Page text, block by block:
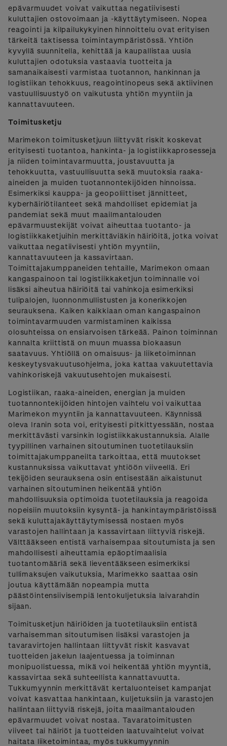
epävarmuudet voivat vaikuttaa negatiivisesti
kuluttajien ostovoimaan ja -käyttäytymiseen. Nopea
reagointi ja kilpailukykyinen hinnoittelu ovat erityisen
tärkeitä taktisessa toimintaympäristössä. Yhtiön
kyvyllä suunnitella, kehittää ja kaupallistaa uusia
kuluttajien odotuksia vastaavia tuotteita ja
samanaikaisesti varmistaa tuotannon, hankinnan ja
logistiikan tehokkuus, reagointinopeus sekä aktiivinen
vastuullisuustyö on vaikutusta yhtiön myyntiin ja
kannattavuuteen.
Toimitusketju
Marimekon toimitusketjuun liittyvät riskit koskevat
erityisesti tuotantoa, hankinta- ja logistiikkaprosesseja
ja niiden toimintavarmuutta, joustavuutta ja
tehokkuutta, vastuullisuutta sekä muutoksia raaka-
aineiden ja muiden tuotannontekijöiden hinnoissa.
Esimerkiksi kauppa- ja geopoliittiset jännitteet,
kyberhäiriötilanteet sekä mahdolliset epidemiat ja
pandemiat sekä muut maailmantalouden
epävarmuustekijät voivat aiheuttaa tuotanto- ja
logistiikkaketjuihin merkittäviäkin häiriöitä, jotka voivat
vaikuttaa negatiivisesti yhtiön myyntiin,
kannattavuuteen ja kassavirtaan.
Toimittajakumppaneiden tehtaille, Marimekon omaan
kangaspainoon tai logistiikkaketjun toiminnalle voi
lisäksi aiheutua häiriöitä tai vahinkoja esimerkiksi
tulipalojen, luonnonmullistusten ja konerikkojen
seurauksena. Kaiken kaikkiaan oman kangaspainon
toimintavarmuuden varmistaminen kaikissa
olosuhteissa on ensiarvoisen tärkeää. Painon toiminnan
kannalta kriittistä on muun muassa biokaasun
saatavuus. Yhtiöllä on omaisuus- ja liiketoiminnan
keskeytysvakuutusohjelma, joka kattaa vakuutettavia
vahinkoriskejä vakuutusehtojen mukaisesti.
Logistiikan, raaka-aineiden, energian ja muiden
tuotannontekijöiden hintojen vaihtelu voi vaikuttaa
Marimekon myyntiin ja kannattavuuteen. Käynnissä
oleva Iranin sota voi, erityisesti pitkittyessään, nostaa
merkittävästi varsinkin logistiikkakustannuksia. Alalle
tyypillinen varhainen sitoutuminen tuotetilauksiin
toimittajakumppaneilta tarkoittaa, että muutokset
kustannuksissa vaikuttavat yhtiöön viiveellä. Eri
tekijöiden seurauksena osin entisestään aikaistunut
varhainen sitoutuminen heikentää yhtiön
mahdollisuuksia optimoida tuotetilauksia ja reagoida
nopeisiin muutoksiin kysyntä- ja hankintaympäristöissä
sekä kuluttajakäyttäytymisessä nostaen myös
varastojen hallintaan ja kassavirtaan liittyviä riskejä.
Välttääkseen entistä varhaisempaa sitoutumista ja sen
mahdollisesti aiheuttamia epäoptimaalisia
tuotantomääriä sekä lieventääkseen esimerkiksi
tullimaksujen vaikutuksia, Marimekko saattaa osin
joutua käyttämään nopeampia mutta
päästöintensiivisempiä lentokuljetuksia laivarahdin
sijaan.
Toimitusketjun häiriöiden ja tuotetilauksiin entistä
varhaisemman sitoutumisen lisäksi varastojen ja
tavaravirtojen hallintaan liittyvät riskit kasvavat
tuotteiden jakelun laajentuessa ja toiminnan
monipuolistuessa, mikä voi heikentää yhtiön myyntiä,
kassavirtaa sekä suhteellista kannattavuutta.
Tukkumyynnin merkittävät kertaluonteiset kampanjat
voivat kasvattaa hankintaan, kuljetuksiin ja varastojen
hallintaan liittyviä riskejä, joita maailmantalouden
epävarmuudet voivat nostaa. Tavaratoimitusten
viiveet tai häiriöt ja tuotteiden laatuvaihtelut voivat
haitata liiketoimintaa, myös tukkumyynnin